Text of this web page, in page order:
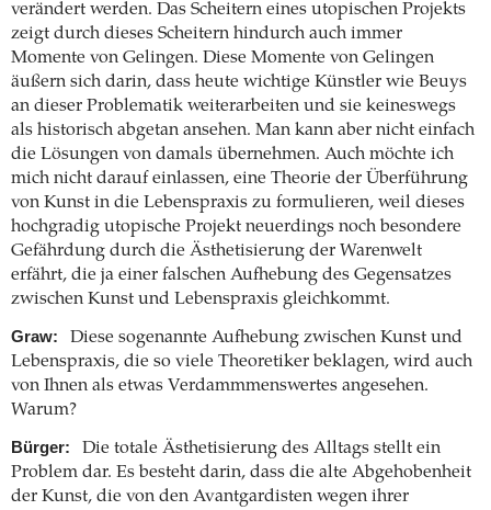
verändert werden. Das Scheitern eines utopischen Projekts
zeigt durch dieses Scheitern hindurch auch immer
Momente von Gelingen. Diese Momente von Gelingen
äußern sich darin, dass heute wichtige Künstler wie Beuys
an dieser Problematik weiterarbeiten und sie keineswegs
als historisch abgetan ansehen. Man kann aber nicht einfach
die Lösungen von damals übernehmen. Auch möchte ich
mich nicht darauf einlassen, eine Theorie der Überführung
von Kunst in die Lebenspraxis zu formulieren, weil dieses
hochgradig utopische Projekt neuerdings noch besondere
Gefährdung durch die Ästhetisierung der Warenwelt
erfährt, die ja einer falschen Aufhebung des Gegensatzes
zwischen Kunst und Lebenspraxis gleichkommt.
Graw:
Diese sogenannte Aufhebung zwischen Kunst und
Lebenspraxis, die so viele Theoretiker beklagen, wird auch
von Ihnen als etwas Verdammmenswertes angesehen.
Warum?
Bürger:
Die totale Ästhetisierung des Alltags stellt ein
Problem dar. Es besteht darin, dass die alte Abgehobenheit
der Kunst, die von den Avantgardisten wegen ihrer